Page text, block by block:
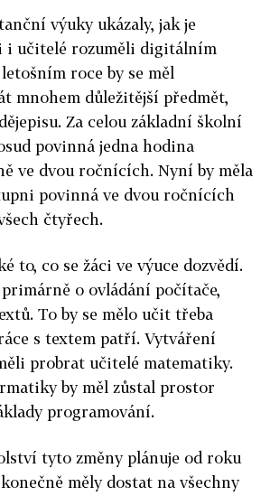
výuky ukázaly, jak je
i učitelé rozuměli digitálním
roce by se měl
mnohem důležitější předmět,
Za celou základní školní
povinná jedna hodina
ve dvou ročnících. Nyní by měla
povinná ve dvou ročnících
čtyřech.
to, co se žáci ve výuce dozvědí.
o ovládání počítače,
To by se mělo učit třeba
s textem patří. Vytváření
probrat učitelé matematiky.
by měl zůstal prostor
programování.
tyto změny plánuje od roku
konečně měly dostat na všechny